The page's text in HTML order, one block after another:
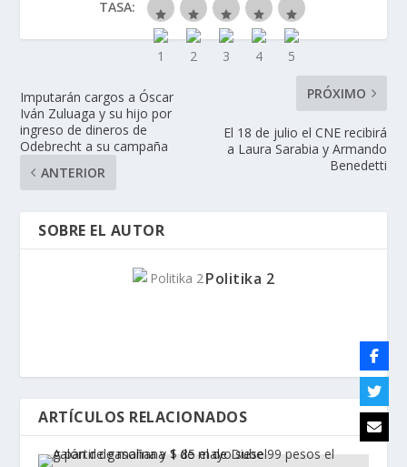
TASA:
Imputarán cargos a Óscar
Iván Zuluaga y su hijo por
ingreso de dineros de
Odebrecht a su campaña
ANTERIOR
PRÓXIMO
El 18 de julio el CNE recibirá
a Laura Sarabia y Armando
Benedetti
SOBRE EL AUTOR
Politika 2
ARTÍCULOS RELACIONADOS